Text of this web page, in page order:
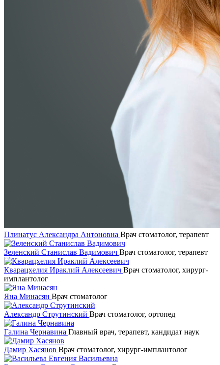
Плинатус Александра Антоновна Врач стоматолог, терапевт
Зеленский Станислав Вадимович Врач стоматолог, терапевт
Кварацхелия Ираклий Алексеевич Врач стоматолог, хирург-
имплантолог
Яна Минасян Врач стоматолог
Александр Струтинский Врач стоматолог, ортопед
Галина Чернавина Главный врач, терапевт, кандидат наук
Дамир Хасянов Врач стоматолог, хирург-имплантолог